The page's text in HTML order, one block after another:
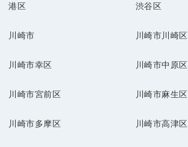
港区 渋谷区
川崎市 川崎市川崎区
川崎市幸区 川崎市中原区
川崎市宮前区 川崎市麻生区
川崎市多摩区 川崎市高津区